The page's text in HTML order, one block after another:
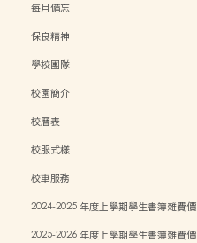
每月備忘
保良精神
學校團隊
校園簡介
校曆表
校服式樣
校車服務
2024-2025 年度上學期學生書簿雜費價
2025-2026 年度上學期學生書簿雜費價